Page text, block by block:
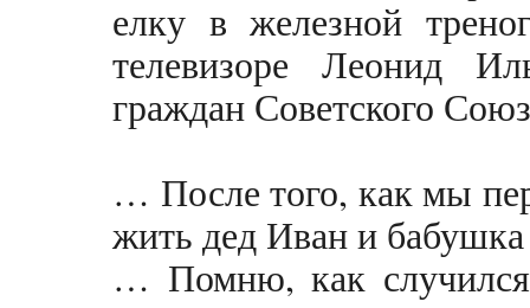
елку в железной
телевизоре Леонид
граждан Советского
… После того, как мы
жить дед Иван и
… Помню, как случился